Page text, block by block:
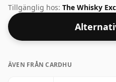
en droppe vatten.
Tillgänglig hos: The Whisky
ÄVEN FRÅN CARDHU